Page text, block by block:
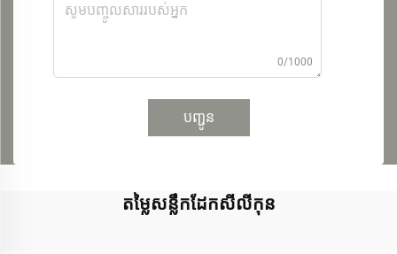
0/1000
បញ្ជូន
តម្លៃសន្លឹកដែកសីលីកុន